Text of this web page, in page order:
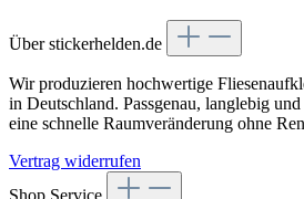
Über stickerhelden.de
Wir produzieren hochwertige
in Deutschland. Passgenau, langlebig
eine schnelle Raumveränderung ohne
Vertrag widerrufen
Shop Service